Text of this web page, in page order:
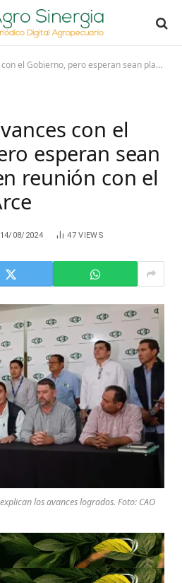
pero esperan sean plasmados en reunión con el presidente Arce
con el
esperan sean
reunión con el
14/08/2024 47VIEWS
los avances logrados. Foto: CAO